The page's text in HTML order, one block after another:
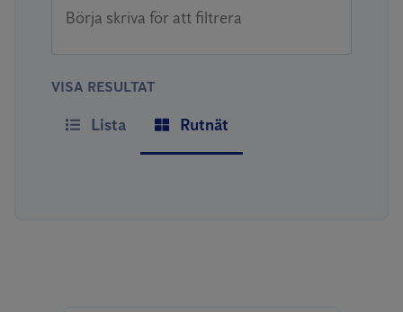
Börja skriva för att filtrera
VISA RESULTAT
Lista Rutnät